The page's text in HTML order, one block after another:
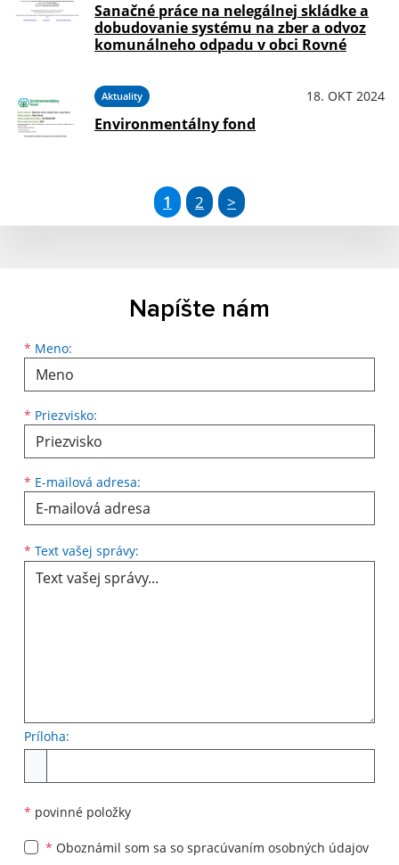
Sanačné práce na nelegálnej skládke a
dobudovanie systému na zber a odvoz
komunálneho odpadu v obci Rovné
Aktuality 18. OKT 2024
Environmentálny fond
1 2 >
Napíšte nám
* Meno:
Meno
* Priezvisko:
Priezvisko
* E-mailová adresa:
E-mailová adresa
* Text vašej správy:
Príloha:
* povinné položky
* Oboznámil som sa so spracúvaním osobných údajov